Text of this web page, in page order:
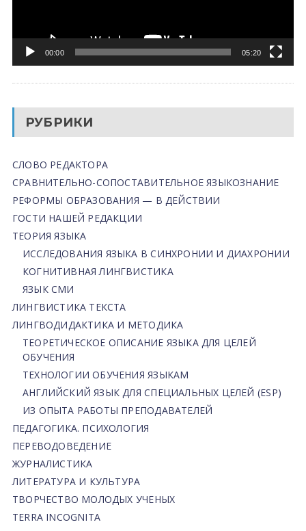
00:00 05:20
РУБРИКИ
СЛОВО РЕДАКТОРА
СРАВНИТЕЛЬНО-СОПОСТАВИТЕЛЬНОЕ ЯЗЫКОЗНАНИЕ
РЕФОРМЫ ОБРАЗОВАНИЯ — В ДЕЙСТВИИ
ГОСТИ НАШЕЙ РЕДАКЦИИ
ТЕОРИЯ ЯЗЫКА
ИССЛЕДОВАНИЯ ЯЗЫКА В СИНХРОНИИ И ДИАХРОНИИ
КОГНИТИВНАЯ ЛИНГВИСТИКА
ЯЗЫК СМИ
ЛИНГВИСТИКА ТЕКСТА
ЛИНГВОДИДАКТИКА И МЕТОДИКА
ТЕОРЕТИЧЕСКОЕ ОПИСАНИЕ ЯЗЫКА ДЛЯ ЦЕЛЕЙ
ОБУЧЕНИЯ
ТЕХНОЛОГИИ ОБУЧЕНИЯ ЯЗЫКАМ
АНГЛИЙСКИЙ ЯЗЫК ДЛЯ СПЕЦИАЛЬНЫХ ЦЕЛЕЙ (ESP)
ИЗ ОПЫТА РАБОТЫ ПРЕПОДАВАТЕЛЕЙ
ПЕДАГОГИКА. ПСИХОЛОГИЯ
ПЕРЕВОДОВЕДЕНИЕ
ЖУРНАЛИСТИКА
ЛИТЕРАТУРА И КУЛЬТУРА
ТВОРЧЕСТВО МОЛОДЫХ УЧЕНЫХ
TERRA INCOGNITA